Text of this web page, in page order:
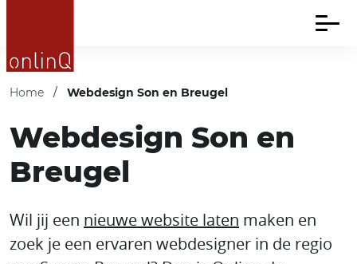
Home / Webdesign Son en Breugel
Webdesign Son en
Breugel
Wil jij een nieuwe website laten maken en
zoek je een ervaren webdesigner in de regio